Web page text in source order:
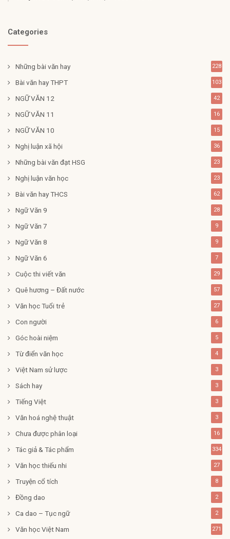
Categories
Những bài văn hay 228
Bài văn hay THPT 103
NGỮ VĂN 12 42
NGỮ VĂN 11 16
NGỮ VĂN 10 15
Nghị luận xã hội 36
Những bài văn đạt HSG 23
Nghị luận văn học 23
Bài văn hay THCS 62
Ngữ Văn 9 28
Ngữ Văn 7 9
Ngữ Văn 8 9
Ngữ Văn 6 7
Cuộc thi viết văn 29
Quê hương – Đất nước 57
Văn học Tuổi trẻ 27
Con người 6
Góc hoài niệm 5
Từ điển văn học 4
Việt Nam sử lược 3
Sách hay 3
Tiếng Việt 3
Văn hoá nghệ thuật 3
Chưa được phân loại 16
Tác giả & Tác phẩm 334
Văn học thiếu nhi 27
Truyện cổ tích 8
Đồng dao 2
Ca dao – Tục ngữ 2
Văn học Việt Nam 271